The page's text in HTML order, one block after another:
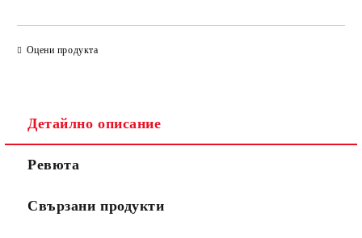
Съгласен съм с
Ние ще се свържем с вас в рамките на работния ден.
Оцени продукта
Детайлно описание
Ревюта
Свързани продукти